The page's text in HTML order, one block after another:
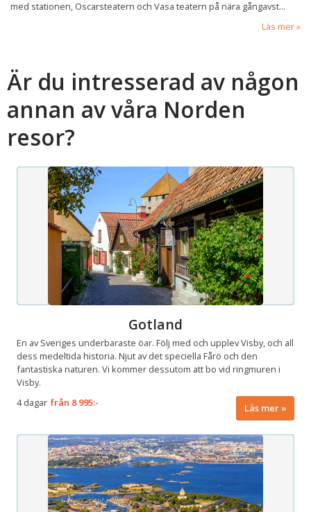
med stationen, Oscarsteatern och Vasa teatern på nära gångavst...
Läs mer
Är du intresserad av någon
annan av våra Norden
resor?
Gotland
En av Sveriges underbaraste öar. Följ med och upplev Visby, och all
dess medeltida historia. Njut av det speciella Fårö och den
fantastiska naturen. Vi kommer dessutom att bo vid ringmuren i
Visby.
4 dagar från 8 995:- Läs mer